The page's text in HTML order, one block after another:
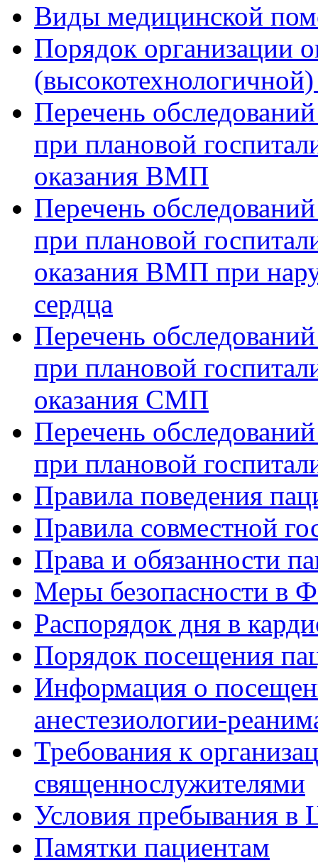
Виды медицинской
Порядок организации
Перечень
при плановой
оказания ВМП
Перечень
при плановой
оказания ВМП при
сердца
Перечень
при плановой
оказания СМП
Перечень
при плановой
Правила поведения
Правила совместной
Права и обязанности
Меры безопасности в
Распорядок дня в
Порядок посещения
Информация о
анестезиологии-
Требования к
священнослужителями
Условия пребывания в
Памятки пациентам